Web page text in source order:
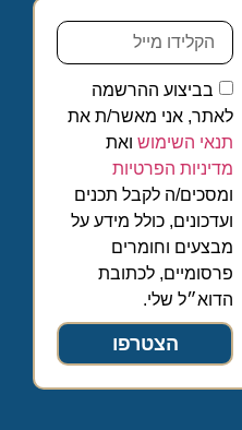
בביצוע ההרשמה
לאתר, אני מאשר/ת את
תנאי השימוש ואת
מדיניות הפרטיות
ומסכים/ה לקבל תכנים
ועדכונים, כולל מידע על
מבצעים וחומרים
פרסומיים, לכתובת
הדוא״ל שלי.
הצטרפו